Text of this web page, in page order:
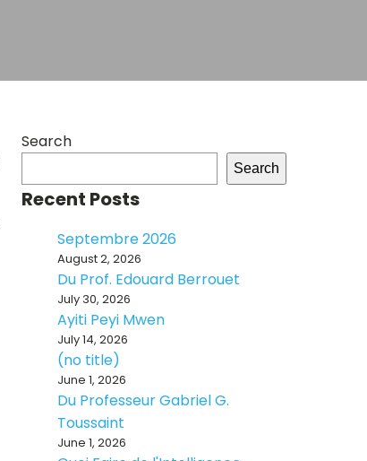
Search
Search
Recent Posts
Septembre 2026
August 2, 2026
Du Prof. Edouard Berrouet
July 30, 2026
Ayiti Peyi Mwen
July 14, 2026
(no title)
June 1, 2026
Du Professeur Gabriel G.
Toussaint
June 1, 2026